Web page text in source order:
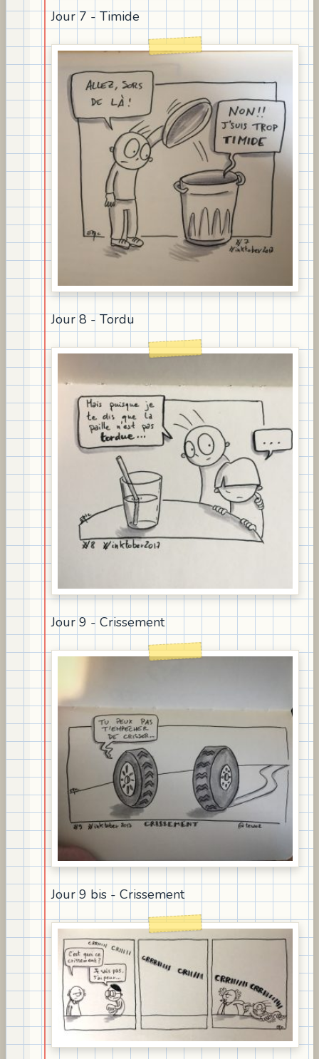
Jour 7 - Timide
Jour 8 - Tordu
Jour 9 - Crissement
Jour 9 bis - Crissement